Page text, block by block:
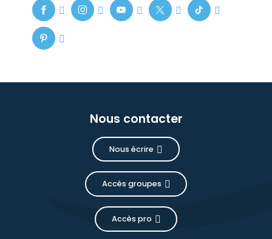
Nous contacter
Nous écrire
Accès groupes
Accès pro